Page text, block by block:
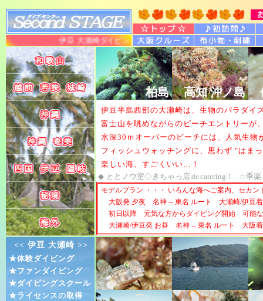
伊豆 大瀬崎ダイビングツアー 大阪発のダイビングサー
柏島 高知 沖ノ島
伊豆半島西部の大瀬崎は、生物のパラダイ
富士山を眺めながらのビーチエントリーが
水深30ｍオーバーのビーチには、人気生物
フィッシュウォッチングに、思わず "はま
楽しい海、すごくいい…！
◆ ととノウ室◇きちゃっ店de catering！ ☆季楽
モデルプラン ・・・ いろんな海へご案内、セカ
大阪発 夕夜 名神 -- 東名 ルート 大瀬崎/伊豆
初日以降 元気な方からダイビング開始 可能
大瀬崎/伊豆発 お昼 名神 -- 東名 ルート 大阪
<< 伊豆 大瀬崎 >>
★体験ダイビング
★ファンダイビング
★ダイビングスクール
★ライセンスの取得